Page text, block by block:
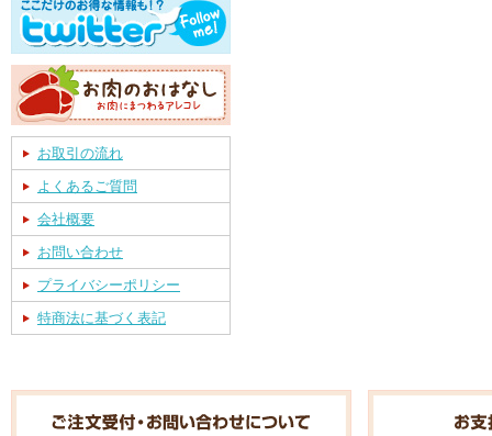
お取引の流れ
よくあるご質問
会社概要
お問い合わせ
プライバシーポリシー
特商法に基づく表記